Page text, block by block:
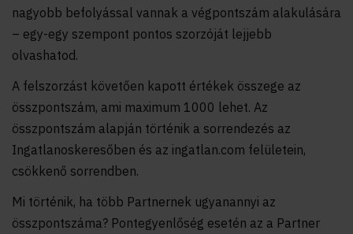
nagyobb befolyással vannak a végpontszám alakulására
– egy-egy szempont pontos szorzóját lejjebb
olvashatod.
A felszorzást követően kapott értékek összege az
összpontszám, ami maximum 1000 lehet. Az
összpontszám alapján történik a sorrendezés az
Ingatlanoskeresőben és az ingatlan.com felületein,
csökkenő sorrendben.
Mi történik, ha több Partnernek ugyanannyi az
összpontszáma? Pontegyenlőség esetén az a Partner